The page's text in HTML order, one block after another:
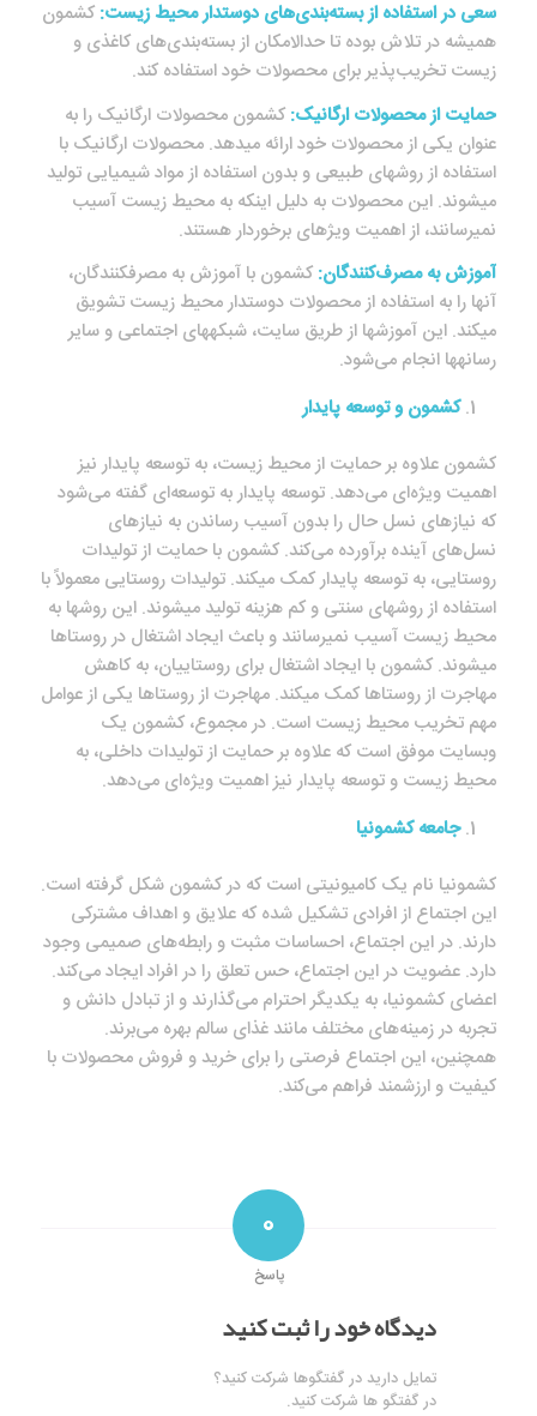
سعی در استفاده از بسته‌بندی‌های دوستدار محیط زیست: کشمون
همیشه در تلاش بوده تا حدالامکان از بسته‌بندی‌های کاغذی و
زیست تخریب‌پذیر برای محصولات خود استفاده کند.
حمایت از محصولات ارگانیک: کشمون محصولات ارگانیک را به
عنوان یکی از محصولات خود ارائه می‎دهد. محصولات ارگانیک با
استفاده از روش‎های طبیعی و بدون استفاده از مواد شیمیایی تولید
می‎شوند. این محصولات به دلیل اینکه به محیط زیست آسیب
نمی‎رسانند، از اهمیت ویژه‎ای برخوردار هستند.
آموزش به مصرف‌کنندگان:
کشمون با آموزش به مصرف‎کنندگان،
آنها را به استفاده از محصولات دوستدار محیط زیست تشویق
می‎کند. این آموزش‎ها از طریق سایت، شبکه‎های اجتماعی و سایر
رسانه‎ها انجام می‌شود.
کشمون و توسعه پایدار
کشمون علاوه بر حمایت از محیط زیست، به توسعه پایدار نیز
اهمیت ویژه‌ای می‌دهد. توسعه پایدار به توسعه‌ای گفته می‌شود
که نیازهای نسل حال را بدون آسیب رساندن به نیازهای
نسل‌های آینده برآورده می‌کند. کشمون با حمایت از تولیدات
روستایی، به توسعه پایدار کمک می‎کند. تولیدات روستایی معمولاً با
استفاده از روش‎های سنتی و کم هزینه تولید می‎شوند. این روش‎ها به
محیط زیست آسیب نمی‎رسانند و باعث ایجاد اشتغال در روستاها
می‎شوند. کشمون با ایجاد اشتغال برای روستاییان، به کاهش
مهاجرت از روستاها کمک می‎کند. مهاجرت از روستاها یکی از عوامل
مهم تخریب محیط زیست است. در مجموع، کشمون یک
وبسایت موفق است که علاوه بر حمایت از تولیدات داخلی، به
محیط زیست و توسعه پایدار نیز اهمیت ویژه‌ای می‌دهد.
جامعه کشمونیا
کشمونیا نام یک کامیونیتی است که در کشمون شکل گرفته است.
این اجتماع از افرادی تشکیل شده که علایق و اهداف مشترکی
دارند. در این اجتماع، احساسات مثبت و رابطه‌های صمیمی وجود
دارد. عضویت در این اجتماع، حس تعلق را در افراد ایجاد می‌کند.
اعضای کشمونیا، به یکدیگر احترام می‌گذارند و از تبادل دانش و
تجربه در زمینه‌های مختلف مانند غذای سالم بهره می‌برند.
همچنین، این اجتماع فرصتی را برای خرید و فروش محصولات با
کیفیت و ارزشمند فراهم می‌کند.
۰
پاسخ
دیدگاه خود را ثبت کنید
تمایل دارید در گفتگوها شرکت کنید؟
در گفتگو ها شرکت کنید.